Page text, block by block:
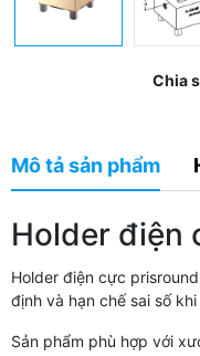
Chia
Mô tả sản phẩm
Holder điện
Holder điện cực
định và hạn chế sai số
Sản phẩm phù hợp với